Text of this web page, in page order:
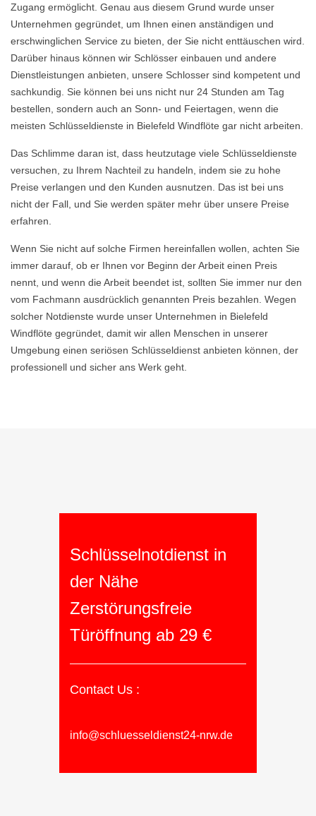
Zugang ermöglicht. Genau aus diesem Grund wurde unser
Unternehmen gegründet, um Ihnen einen anständigen und
erschwinglichen Service zu bieten, der Sie nicht enttäuschen wird.
Darüber hinaus können wir Schlösser einbauen und andere
Dienstleistungen anbieten, unsere Schlosser sind kompetent und
sachkundig. Sie können bei uns nicht nur 24 Stunden am Tag
bestellen, sondern auch an Sonn- und Feiertagen, wenn die
meisten Schlüsseldienste in Bielefeld Windflöte gar nicht arbeiten.
Das Schlimme daran ist, dass heutzutage viele Schlüsseldienste
versuchen, zu Ihrem Nachteil zu handeln, indem sie zu hohe
Preise verlangen und den Kunden ausnutzen. Das ist bei uns
nicht der Fall, und Sie werden später mehr über unsere Preise
erfahren.
Wenn Sie nicht auf solche Firmen hereinfallen wollen, achten Sie
immer darauf, ob er Ihnen vor Beginn der Arbeit einen Preis
nennt, und wenn die Arbeit beendet ist, sollten Sie immer nur den
vom Fachmann ausdrücklich genannten Preis bezahlen. Wegen
solcher Notdienste wurde unser Unternehmen in Bielefeld
Windflöte gegründet, damit wir allen Menschen in unserer
Umgebung einen seriösen Schlüsseldienst anbieten können, der
professionell und sicher ans Werk geht.
Schlüsselnotdienst in
der Nähe
Zerstörungsfreie
Türöffnung ab 29 €
Contact Us :
info@schluesseldienst24-nrw.de